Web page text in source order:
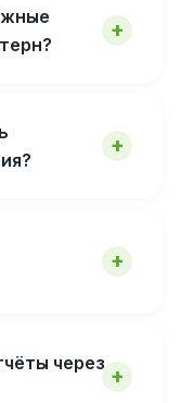
через